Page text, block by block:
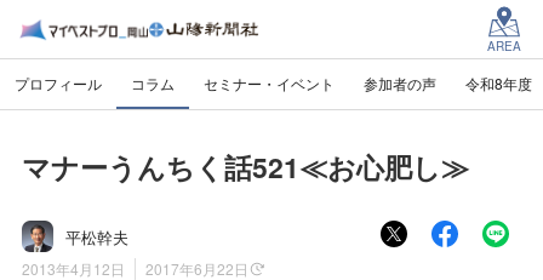
AREA
プロフィール コラム セミナー・イベント 参加者の声 令和8年度
マナーうんちく話521≪お心肥し≫
平松幹夫
2013年4月12日
2017年6月22日